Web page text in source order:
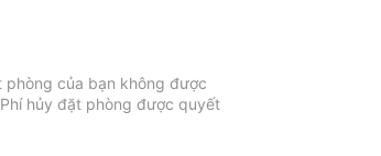
phòng của bạn không được
hủy đặt phòng được quyết